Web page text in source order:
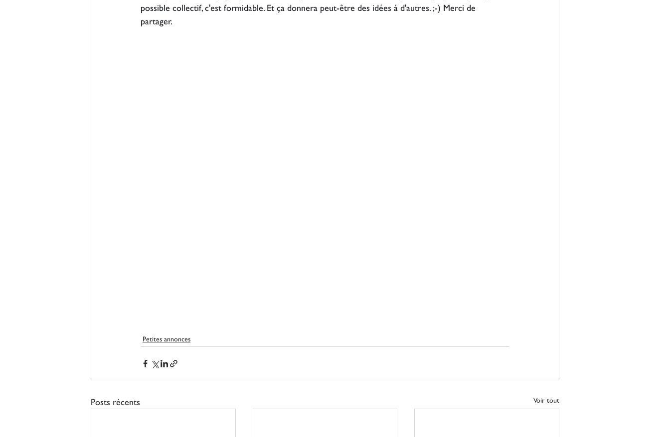
possible collectif, c'est formidable. Et ça donnera peut-être des idées à d'autres. ;-) Merci de
partager.
Petites annonces
Posts récents Voir tout